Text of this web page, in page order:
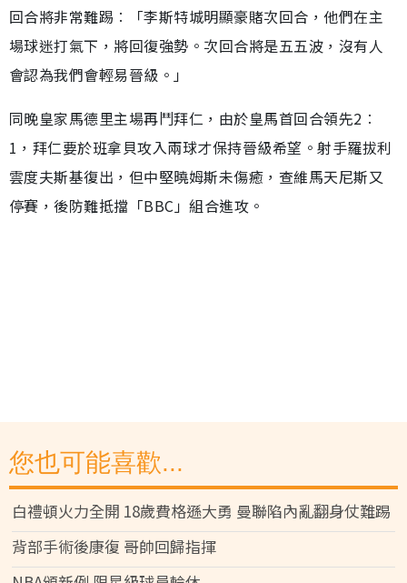
回合將非常難踢︰「李斯特城明顯豪賭次回合，他們在主
場球迷打氣下，將回復強勢。次回合將是五五波，沒有人
會認為我們會輕易晉級。」
同晚皇家馬德里主場再鬥拜仁，由於皇馬首回合領先2︰
1，拜仁要於班拿貝攻入兩球才保持晉級希望。射手羅拔利
雲度夫斯基復出，但中堅曉姆斯未傷癒，查維馬天尼斯又
停賽，後防難抵擋「BBC」組合進攻。
您也可能喜歡...
白禮頓火力全開 18歲費格遜大勇 曼聯陷內亂翻身仗難踢
背部手術後康復 哥帥回歸指揮